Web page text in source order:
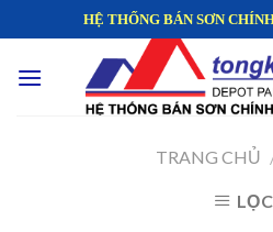
to
content
HỆ THỐNG BÁN SƠN
TRANG CHỦ
LỌC